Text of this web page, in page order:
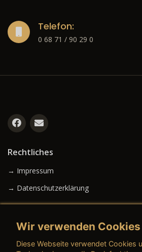
Telefon:
0 68 71 / 90 29 0
Rechtliches
→ Impressum
→ Datenschutzerklärung
Wir verwenden Cookies
Diese Webseite verwendet Cookies